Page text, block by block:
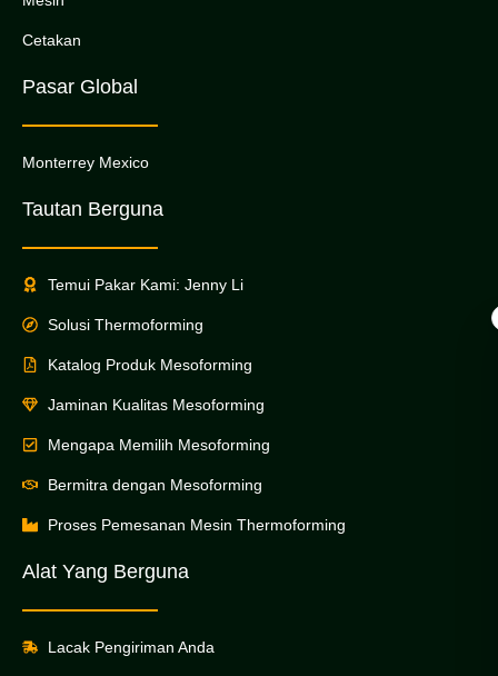
Cetakan
Pasar Global
Monterrey Mexico
Tautan Berguna
Temui Pakar Kami: Jenny Li
Solusi Thermoforming
Katalog Produk Mesoforming
Jaminan Kualitas Mesoforming
Mengapa Memilih Mesoforming
Bermitra dengan Mesoforming
Proses Pemesanan Mesin Thermoforming
Alat Yang Berguna
Lacak Pengiriman Anda